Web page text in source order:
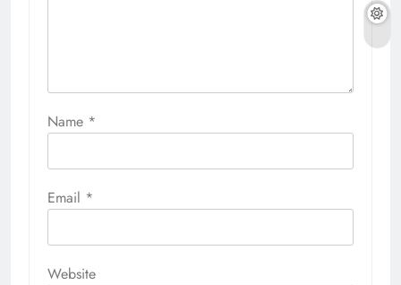
Name *
Email *
Website